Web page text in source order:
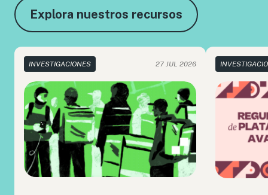
Explora nuestros recursos
INVESTIGACIONES 27 JUL 2026